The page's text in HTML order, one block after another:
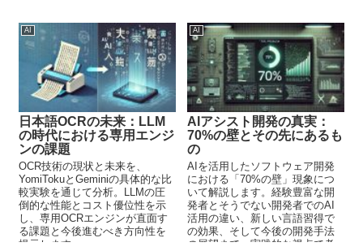
AI
日本語OCRの未来：LLM
の時代における専用エンジ
ンの課題
OCR技術の現状と未来を、
YomiTokuとGeminiの具体的な比
較実験を通じて分析。LLMの圧
倒的な性能とコスト優位性を示
し、専用OCRエンジンが直面す
る課題と今後進むべき方向性を
提示します。
AI
AIアシスト開発の真実：
70%の壁とその先にあるも
の
AIを活用したソフトウェア開発
における「70%の壁」現象につ
いて解説します。経験豊富な開
発者とそうでない開発者でのAI
活用の違い、新しい言語習得で
の効果、そして今後の開発手法
の展望まで、実践的な視点で考